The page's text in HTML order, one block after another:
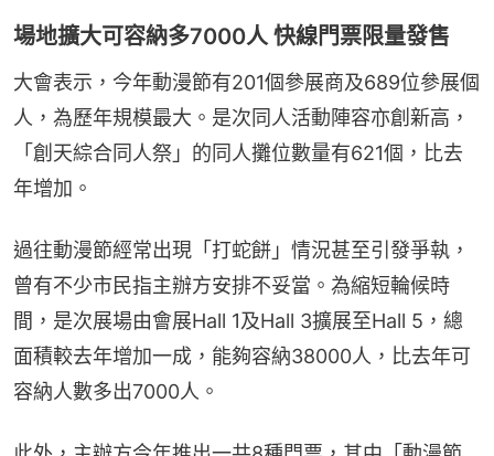
場地擴大可容納多7000人 快線門票限量發售
大會表示，今年動漫節有201個參展商及689位參展個
人，為歷年規模最大。是次同人活動陣容亦創新高，
「創天綜合同人祭」的同人攤位數量有621個，比去
年增加。
過往動漫節經常出現「打蛇餅」情況甚至引發爭執，
曾有不少市民指主辦方安排不妥當。為縮短輪候時
間，是次展場由會展Hall 1及Hall 3擴展至Hall 5，總
面積較去年增加一成，能夠容納38000人，比去年可
容納人數多出7000人。